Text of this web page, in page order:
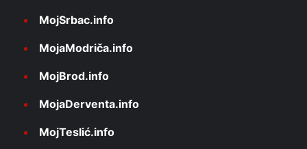
MojSrbac.info
MojaModriča.info
MojBrod.info
MojaDerventa.info
MojTeslić.info